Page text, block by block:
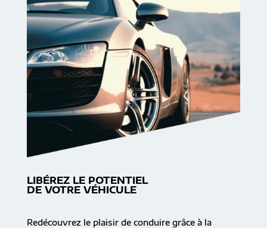
LIBÉREZ LE POTENTIEL
DE VOTRE VÉHICULE
Redécouvrez le plaisir de conduire grâce à la